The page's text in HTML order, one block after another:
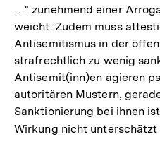
…" zunehmend einer
weicht. Zudem muss
Antisemitismus in der
strafrechtlich zu wenig
Antisemit(inn)en agieren
autoritären Mustern,
Sanktionierung bei ihnen
Wirkung nicht unterschätzt